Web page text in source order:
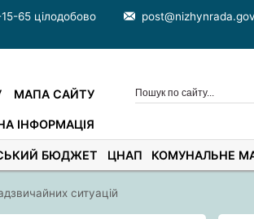
65 цілодобово
МАПА САЙТУ
ІНФОРМАЦІЯ
БЮДЖЕТ ЦНАП КОМУНАЛЬНЕ
ситуацій